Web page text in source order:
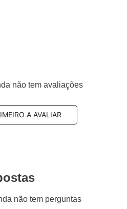
não tem avaliações
A AVALIAR
não tem perguntas